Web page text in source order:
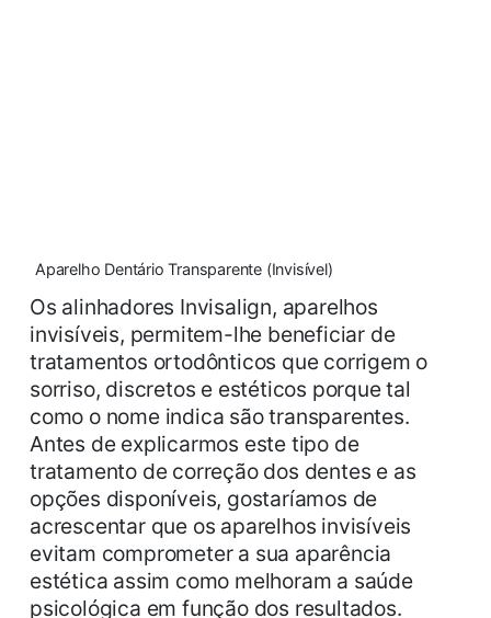
Aparelho Dentário Transparente (Invisível)
Os alinhadores Invisalign, aparelhos
invisíveis, permitem-lhe beneficiar de
tratamentos ortodônticos que corrigem o
sorriso, discretos e estéticos porque tal
como o nome indica são transparentes.
Antes de explicarmos este tipo de
tratamento de correção dos dentes e as
opções disponíveis, gostaríamos de
acrescentar que os aparelhos invisíveis
evitam comprometer a sua aparência
estética assim como melhoram a saúde
psicológica em função dos resultados.